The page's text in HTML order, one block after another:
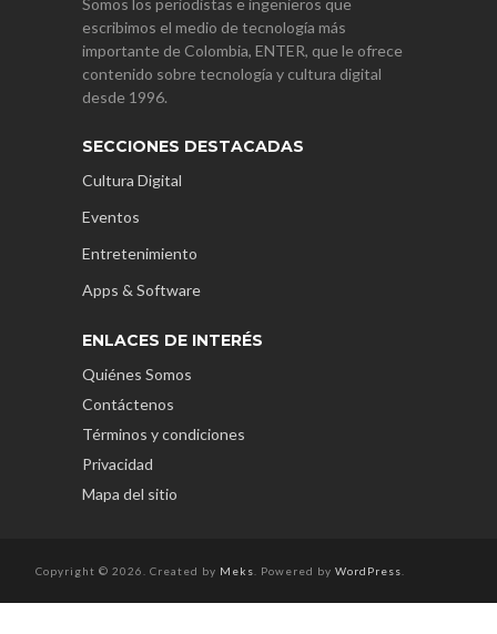
escribimos el medio de tecnología más
importante de Colombia, ENTER, que le ofrece
contenido sobre tecnología y cultura digital
desde 1996.
SECCIONES DESTACADAS
Cultura Digital
Eventos
Entretenimiento
Apps & Software
ENLACES DE INTERÉS
Quiénes Somos
Contáctenos
Términos y condiciones
Privacidad
Mapa del sitio
Copyright © 2026. Created by Meks . Powered by WordPress